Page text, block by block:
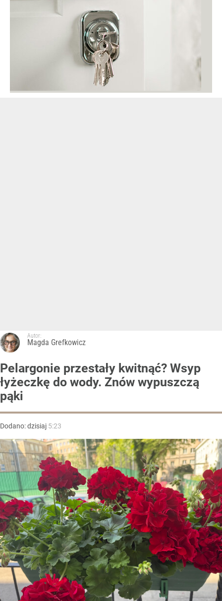
Autor:
Magda Grefkowicz
Pelargonie przestały kwitnąć? Wsyp
łyżeczkę do wody. Znów wypuszczą
pąki
Dodano:dzisiaj 5:23